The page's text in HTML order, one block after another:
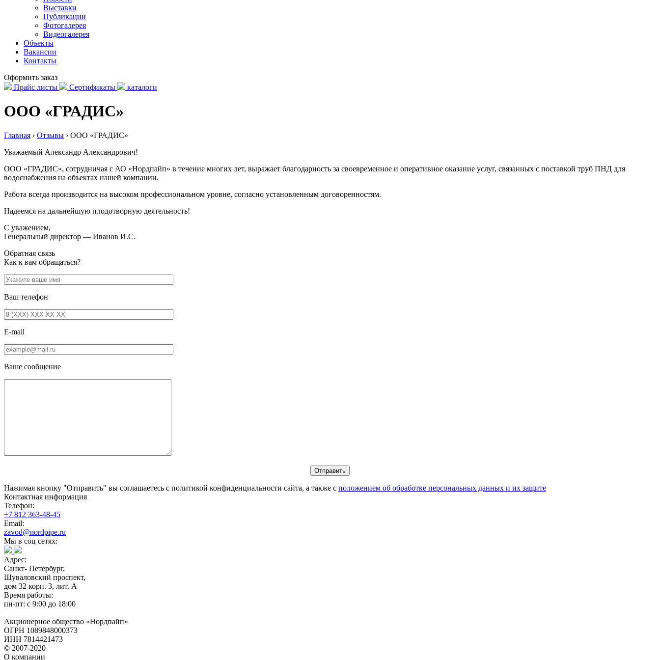
Выставки
Публикации
Фотогалерея
Видеогалерея
Объекты
Вакансии
Контакты
Оформить заказ
Прайс листы
Сертификаты каталоги
ООО «ГРАДИС»
Главная › Отзывы › ООО «ГРАДИС»
Уважаемый Александр Александрович!
ООО «ГРАДИС», сотрудничая с АО «Нордпайп» в течение многих лет, выражает благодарность за своевременное и оперативное оказание услуг, связанных с поставкой труб ПНД для
водоснабжения на объектах нашей компании.
Работа всегда производится на высоком профессиональном уровне, согласно установленным договоренностям.
Надеемся на дальнейшую плодотворную деятельность!
С уважением,
Генеральный директор — Иванов И.С.
Обратная связь
Как к вам обращаться?
Ваш телефон
E-mail
Ваше сообщение
Нажимая кнопку "Отправить" вы соглашаетесь с политикой конфиденциальности сайта, а также с положением об обработке персональных данных и их защите
Контактная информация
Телефон:
+7 812 363-48-45
Email:
zavod@nordpipe.ru
Мы в соц сетях:
Адрес:
Санкт- Петербург,
Шуваловский проспект,
дом 32 корп. 3, лит. А
Время работы:
пн-пт: с 9:00 до 18:00
Акционерное общество «Нордпайп»
ОГРН 1089848000373
ИНН 7814421473
© 2007-2020
О компании